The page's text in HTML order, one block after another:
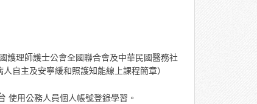
護理師護士公會全國聯合會及中華民國醫務社
自主及安寧緩和照護知能線上課程簡章）
使用公務人員個人帳號登錄學習。